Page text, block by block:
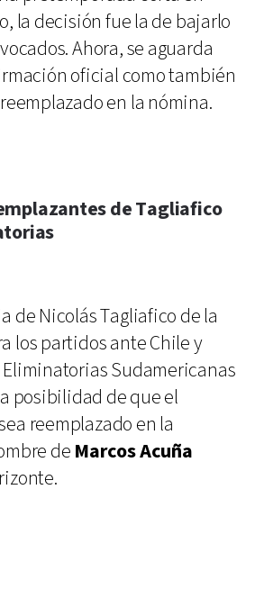
la decisión fue la de bajarlo
Ahora, se aguarda
oficial como también
en la nómina.
de Tagliafico
de Nicolás Tagliafico de la
los partidos ante Chile y
Sudamericanas
posibilidad de que el
reemplazado en la
de Marcos Acuña